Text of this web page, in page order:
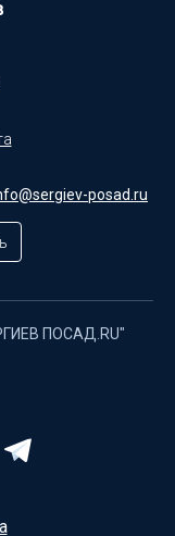
posad.ru
ПОСАД.RU"